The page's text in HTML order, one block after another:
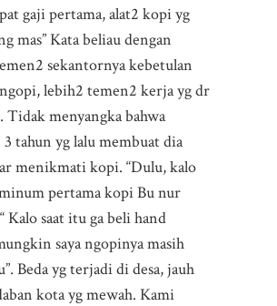
gaji pertama, alat2 kopi yg
mas” Kata beliau dengan
sekantornya kebetulan
lebih2 temen2 kerja yg dr
Tidak menyangka bahwa
tahun yg lalu membuat dia
menikmati kopi. “Dulu, kalo
pertama kopi Bu nur
Kalo saat itu ga beli hand
saya ngopinya masih
Beda yg terjadi di desa, jauh
kota yg mewah. Kami